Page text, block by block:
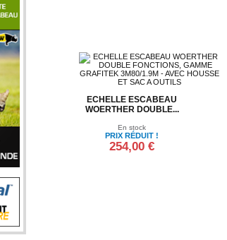
ECHELLE ESCABEAU
WOERTHER DOUBLE...
En stock
PRIX RÉDUIT !
254,00 €